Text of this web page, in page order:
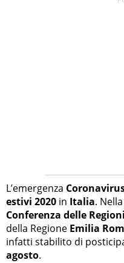
L’emergenza
estivi 2020 in Italia.
Conferenza delle Regioni
della Regione Emilia
infatti stabilito di
agosto.